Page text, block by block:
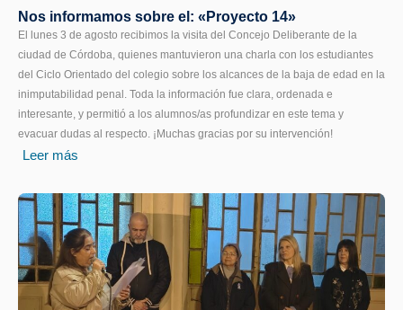
Nos informamos sobre el: «Proyecto 14»
El lunes 3 de agosto recibimos la visita del Concejo Deliberante de la
ciudad de Córdoba, quienes mantuvieron una charla con los estudiantes
del Ciclo Orientado del colegio sobre los alcances de la baja de edad en la
inimputabilidad penal. Toda la información fue clara, ordenada e
interesante, y permitió a los alumnos/as profundizar en este tema y
evacuar dudas al respecto. ¡Muchas gracias por su intervención!
Leer más